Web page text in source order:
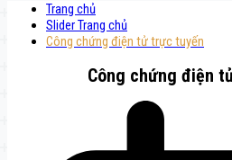
Trang chủ
Slider Trang chủ
Công chứng điện tử trực tuyến
Công chứng điện